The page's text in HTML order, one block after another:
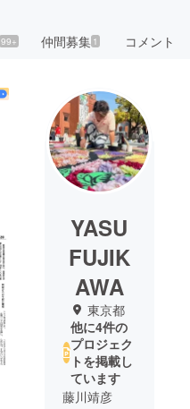
99+ 仲間募集 1 コメント
YASU
FUJIK
AWA
東京都
他に4件の
プロジェク
トを掲載し
ています
藤川靖彦